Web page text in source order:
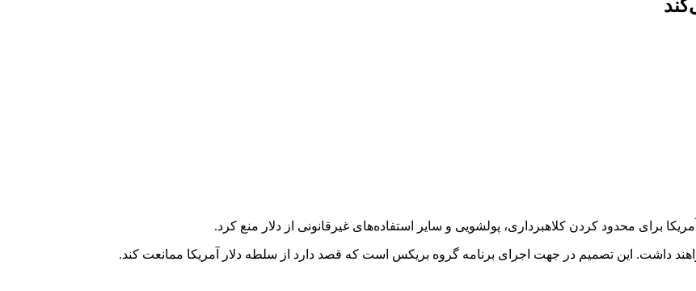
داشت. این تصمیم در جهت اجرای برنامه‌ گروه بریکس است که قصد دارد از سلطه دلار آمریکا ممانعت کند.